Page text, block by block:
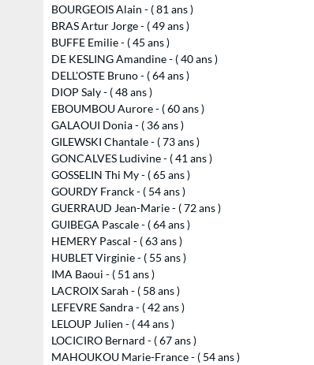
BOURGEOIS Alain - ( 81 ans )
BRAS Artur Jorge - ( 49 ans )
BUFFE Emilie - ( 45 ans )
DE KESLING Amandine - ( 40 ans )
DELL'OSTE Bruno - ( 64 ans )
DIOP Saly - ( 48 ans )
EBOUMBOU Aurore - ( 60 ans )
GALAOUI Donia - ( 36 ans )
GILEWSKI Chantale - ( 73 ans )
GONCALVES Ludivine - ( 41 ans )
GOSSELIN Thi My - ( 65 ans )
GOURDY Franck - ( 54 ans )
GUERRAUD Jean-Marie - ( 72 ans )
GUIBEGA Pascale - ( 64 ans )
HEMERY Pascal - ( 63 ans )
HUBLET Virginie - ( 55 ans )
IMA Baoui - ( 51 ans )
LACROIX Sarah - ( 58 ans )
LEFEVRE Sandra - ( 42 ans )
LELOUP Julien - ( 44 ans )
LOCICIRO Bernard - ( 67 ans )
MAHOUKOU Marie-France - ( 54 ans )